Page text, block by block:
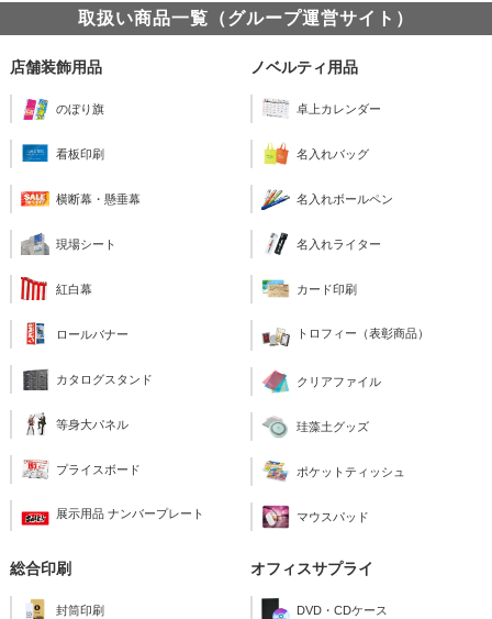
取扱い商品一覧（グループ運営サイト）
店舗装飾用品
のぼり旗
看板印刷
横断幕・懸垂幕
現場シート
紅白幕
ロールバナー
カタログスタンド
等身大パネル
プライスボード
展示用品 ナンバープレート
ノベルティ用品
卓上カレンダー
名入れバッグ
名入れボールペン
名入れライター
カード印刷
トロフィー（表彰商品）
クリアファイル
珪藻土グッズ
ポケットティッシュ
マウスパッド
総合印刷
封筒印刷
オフィスサプライ
DVD・CDケース